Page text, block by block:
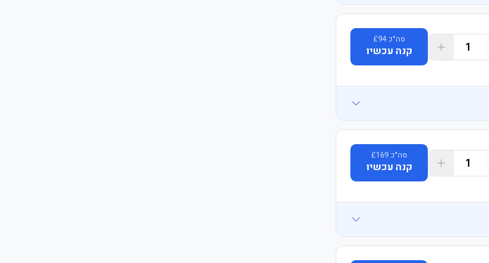
1
סה"כ £94
קנה עכשיו
1
סה"כ £169
קנה עכשיו